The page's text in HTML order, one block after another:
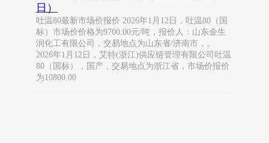
日）
吐温80最新市场价报价 2026年1月12日，吐温80（国
标）市场价价格为9700.00元/吨，报价人：山东金生
润化工有限公司，交易地点为山东省/济南市，。
2026年1月12日，艾特(浙江)供应链管理有限公司吐温
80（国标），国产，交易地点为浙江省，市场价报价
为10800.00